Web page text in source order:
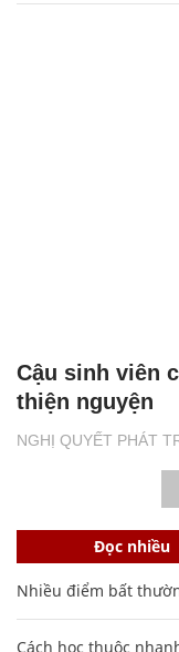
NGHỊ QUYẾT PHÁT
Cậu sinh viên
thiện nguyện
Đọc nhiều
Nhiều điểm bất
Cách học thuộc